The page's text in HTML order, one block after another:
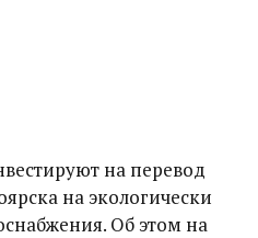
на перевод
на экологически
Об этом на